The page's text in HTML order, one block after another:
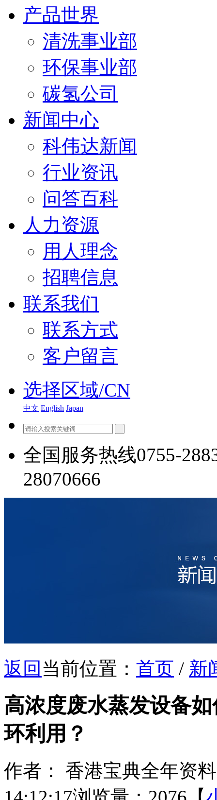
产品世界
清洗事业部
环保事业部
碳氢公司
新闻中心
科伟达新闻
行业资讯
问答百科
人力资源
用人理念
招聘信息
联系我们
联系方式
客户留言
选择区域/CN
中文 English Japan
全国服务热线0755-
28070666
返回 当前位置： 首页 / 新
高浓度废水蒸发设备
环利用？
作者： 香港宝典全年资